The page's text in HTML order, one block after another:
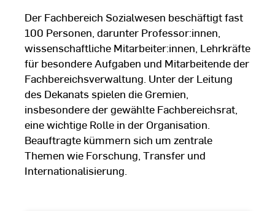
Der Fachbereich Sozialwesen beschäftigt fast
100 Personen, darunter Professor:innen,
wissenschaftliche Mitarbeiter:innen, Lehrkräfte
für besondere Aufgaben und Mitarbeitende der
Fachbereichsverwaltung. Unter der Leitung
des Dekanats spielen die Gremien,
insbesondere der gewählte Fachbereichsrat,
eine wichtige Rolle in der Organisation.
Beauftragte kümmern sich um zentrale
Themen wie Forschung, Transfer und
Internationalisierung.